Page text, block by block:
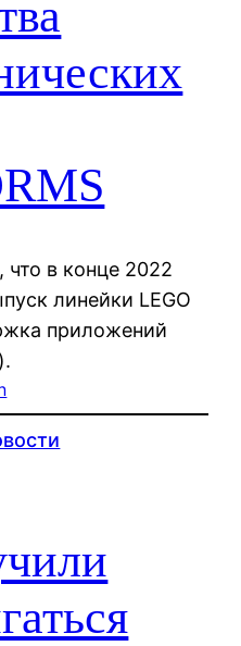
что в конце 2022
линейки LEGO
приложений